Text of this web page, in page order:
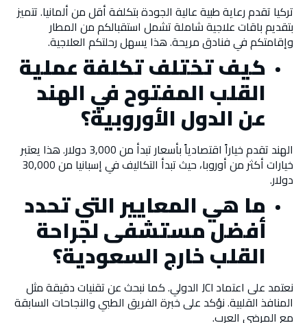
تركيا تقدم رعاية طبية عالية الجودة بتكلفة أقل من ألمانيا. تتميز
بتقديم باقات علاجية شاملة تشمل استقبالكم من المطار
وإقامتكم في فنادق مريحة. هذا يسهل رحلتكم العلاجية.
كيف تختلف تكلفة عملية
القلب المفتوح في الهند
عن الدول الأوروبية؟
الهند تقدم خياراً اقتصادياً بأسعار تبدأ من 3,000 دولار. هذا يعتبر
خيارات أكثر من أوروبا، حيث تبدأ التكاليف في إسبانيا من 30,000
دولار.
ما هي المعايير التي تحدد
أفضل مستشفى لجراحة
القلب خارج السعودية؟
نعتمد على اعتماد JCI الدولي. كما نبحث عن تقنيات دقيقة مثل
المنافذ القلبية. نؤكد على خبرة الفريق الطبي والنجاحات السابقة
مع المرضى العرب.